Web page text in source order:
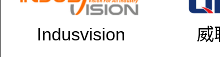
Indusvision 威